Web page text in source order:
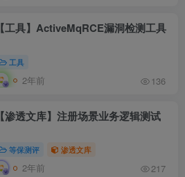
【工具】ActiveMqRCE漏洞检测工具
工具
2年前 136
【渗透文库】注册场景业务逻辑测试
等保测评 渗透文库
2年前 217